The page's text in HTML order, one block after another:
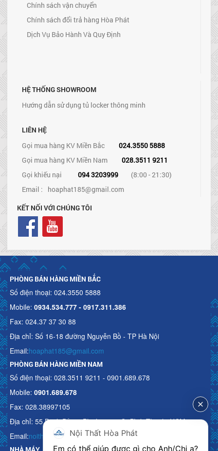
Chính sách vận chuyển
Chính sách đổi trả hàng Hòa Phát
Dịch Vụ Bảo Hành Và Quy Định
HỆ THỐNG SHOWROOM
Hướng dẫn sử dụng tủ locker thông minh
LIÊN HỆ
Gọi mua hàng KV Miền Bắc
024.3550 5888
Gọi mua hàng KV Miền Nam
028.3511 9211
Gọi khiếu nại
094 3203999
(8:00 - 21:30)
Email : hoaphat185@gmail.com
KẾT NỐI VỚI CHÚNG TÔI
PHÒNG BÁN HÀNG MIỀN BẮC
Số điện thoại: 024.3550 5888
Mobile: 0934.534.777 - 0917.311.386
Fax: 024.37 37 30 88
Địa chỉ: Số 16-18 đường Nguyễn Bồ - TP Hà Nội
Email:hoaphat185@gmail.com
PHÒNG BÁN HÀNG MIỀN NAM
Số điện thoại: 028.3511 9211 - 0901.689.678
Mobile: 0901.689.678
Fax: 028.38997105
Địa chỉ: 55 Bạch Đằng, Phường 15, Q. Bình Thạnh, HCM
Email:noithathoaphattot@gmail.com
Nội Thất Hòa Phát